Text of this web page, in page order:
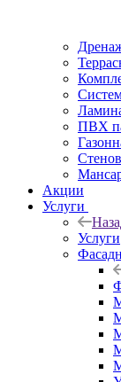
ПВХ
Акции
Услуги
Услуги